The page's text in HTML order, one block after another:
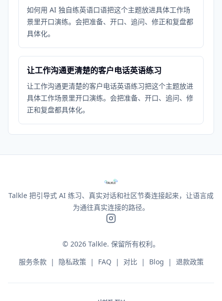
如何用 AI 独自练英语口语把这个主题放进具体工作场
景里开口演练。会把准备、开口、追问、修正和复盘都
具体化。
让工作沟通更清楚的客户电话英语练习
让工作沟通更清楚的客户电话英语练习把这个主题放进
具体工作场景里开口演练。会把准备、开口、追问、修
正和复盘都具体化。
Talkle 把引导式 AI 练习、真实对话和社区节奏连接起来，让语言成
为通往真实连接的路径。
© 2026 Talkle. 保留所有权利。
服务条款
| 隐私政策 | FAQ | 对比 | Blog | 退款政策